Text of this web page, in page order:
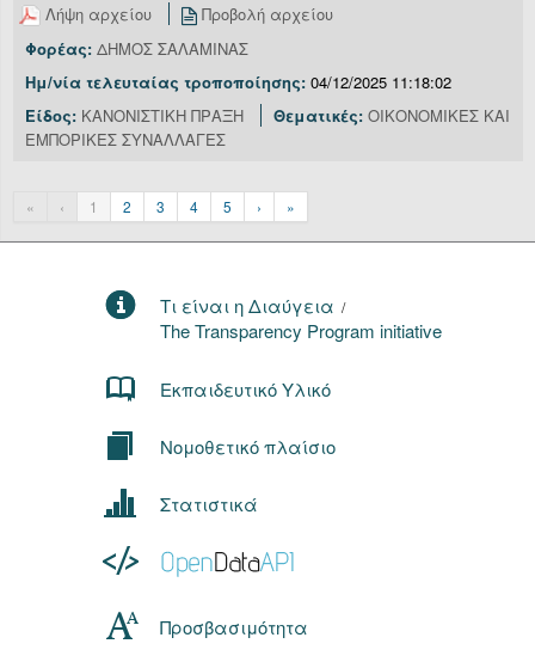
Λήψη αρχείου
Προβολή αρχείου
Φορέας: ΔΗΜΟΣ ΣΑΛΑΜΙΝΑΣ
Ημ/νία τελευταίας τροποποίησης: 04/12/2025 11:18:02
Είδος: ΚΑΝΟΝΙΣΤΙΚΗ ΠΡΑΞΗ Θεματικές: ΟΙΚΟΝΟΜΙΚΕΣ ΚΑΙ
ΕΜΠΟΡΙΚΕΣ ΣΥΝΑΛΛΑΓΕΣ
« ‹ 1 2 3 4 5 › »
Τι είναι η Διαύγεια /
The Transparency Program initiative
Εκπαιδευτικό Υλικό
Νομοθετικό πλαίσιο
Στατιστικά
Προσβασιμότητα